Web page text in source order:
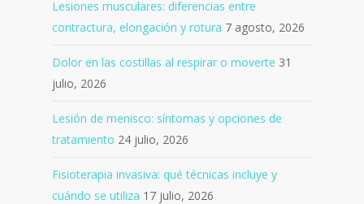
Lesiones musculares: diferencias entre
contractura, elongación y rotura 7 agosto, 2026
Dolor en las costillas al respirar o moverte 31
julio, 2026
Lesión de menisco: síntomas y opciones de
tratamiento 24 julio, 2026
Fisioterapia invasiva: qué técnicas incluye y
cuándo se utiliza 17 julio, 2026